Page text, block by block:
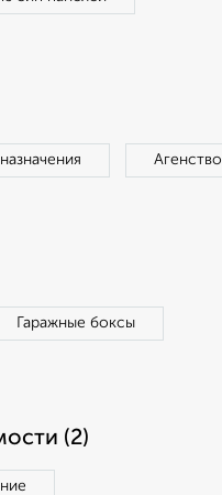
Агенство
Гаражные боксы
(2)